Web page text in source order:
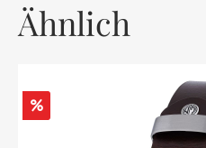
Ähnlich
Rabatt
%